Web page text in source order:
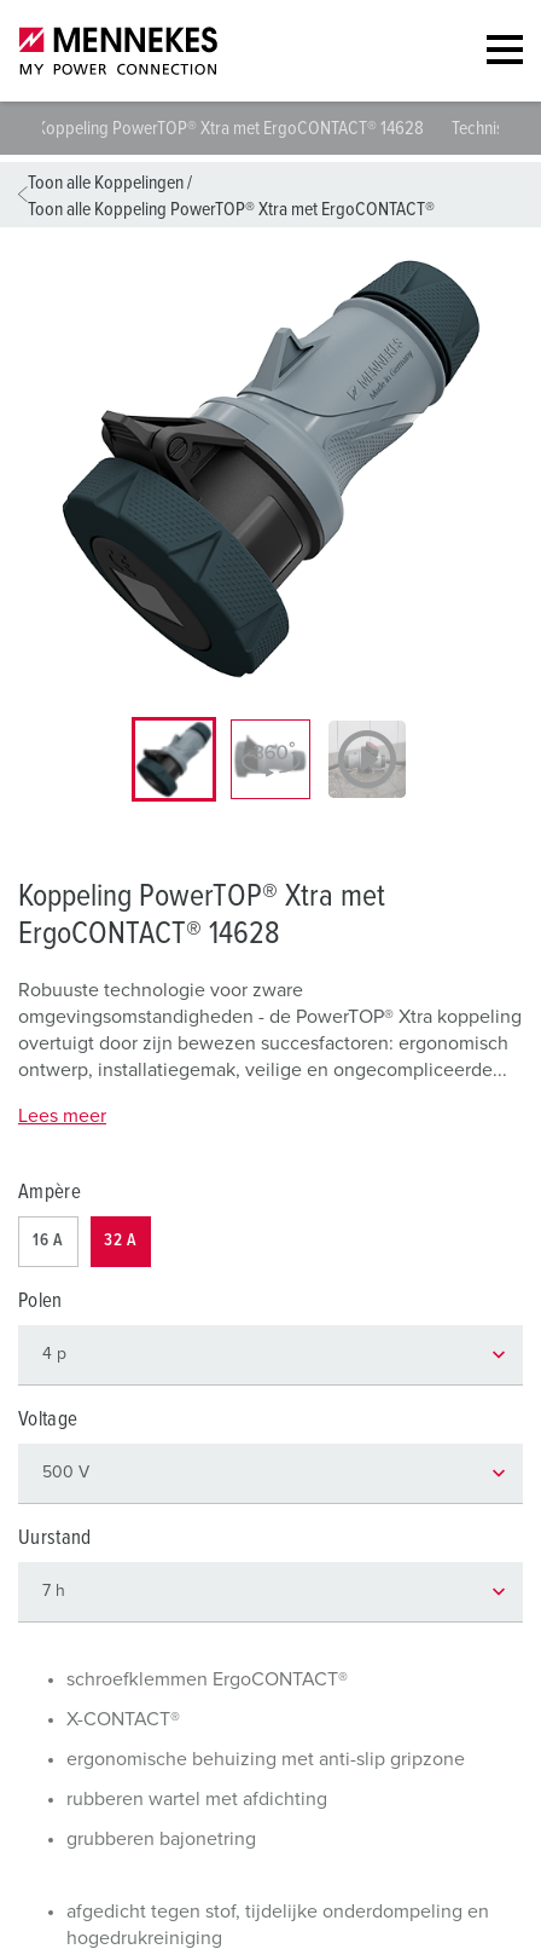
Koppeling PowerTOP® Xtra met ErgoCONTACT® 14628
Toon alle Koppelingen/
Toon alle Koppeling PowerTOP® Xtra met ErgoCONTACT®
Koppeling PowerTOP® Xtra met
ErgoCONTACT® 14628
Robuuste technologie voor zware
omgevingsomstandigheden - de PowerTOP® Xtra koppeling
overtuigt door zijn bewezen succesfactoren: ergonomisch
ontwerp, installatiegemak, veilige en ongecompliceerde...
Lees meer
Ampère
16 A 32 A
Polen
Voltage
Uurstand
schroefklemmen ErgoCONTACT®
X-CONTACT®
ergonomische behuizing met anti-slip gripzone
rubberen wartel met afdichting
grubberen bajonetring
afgedicht tegen stof, tijdelijke onderdompeling en
hogedrukreiniging